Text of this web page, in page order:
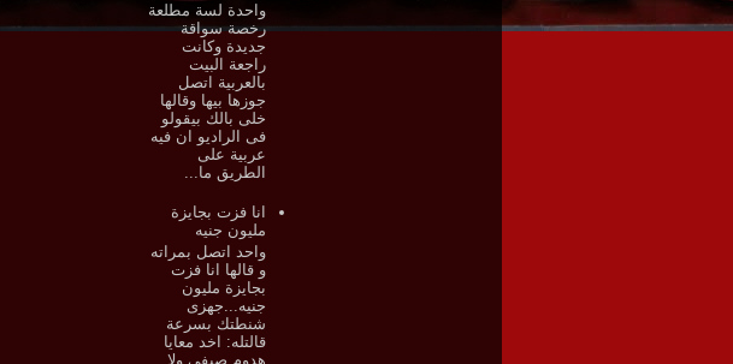
واحدة لسة مطلعة
رخصة سواقة
جديدة وكانت
راجعة البيت
بالعربية اتصل
جوزها بيها وقالها
خلى بالك بيقولو
فى الراديو ان فيه
عربية على
الطريق ما...
انا فزت بجايزة
مليون جنيه
واحد اتصل بمراته
و قالها انا فزت
بجايزة مليون
جنيه...جهزى
شنطتك بسرعة
قالتله: اخد معايا
هدوم صيفى ولا